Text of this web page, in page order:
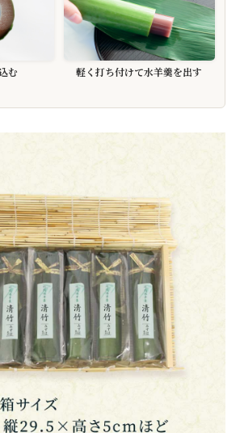
む 軽く打ち付けて水羊羹を出す